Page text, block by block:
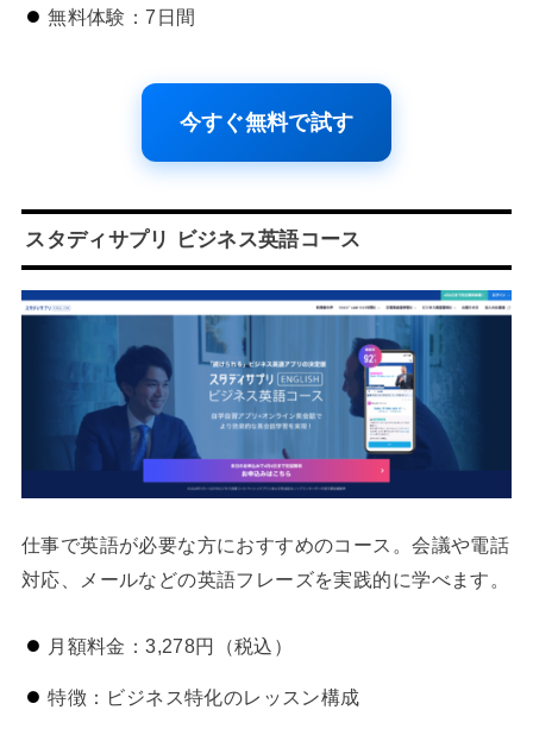
無料体験：7日間
今すぐ無料で試す
スタディサプリ ビジネス英語コース
仕事で英語が必要な方におすすめのコース。会議や電話
対応、メールなどの英語フレーズを実践的に学べます。
月額料金：3,278円（税込）
特徴：ビジネス特化のレッスン構成